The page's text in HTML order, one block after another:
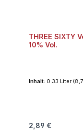
THREE SIXTY
10% Vol.
Inhalt: 0.33 Liter
Regulärer Preis:
2,89 €